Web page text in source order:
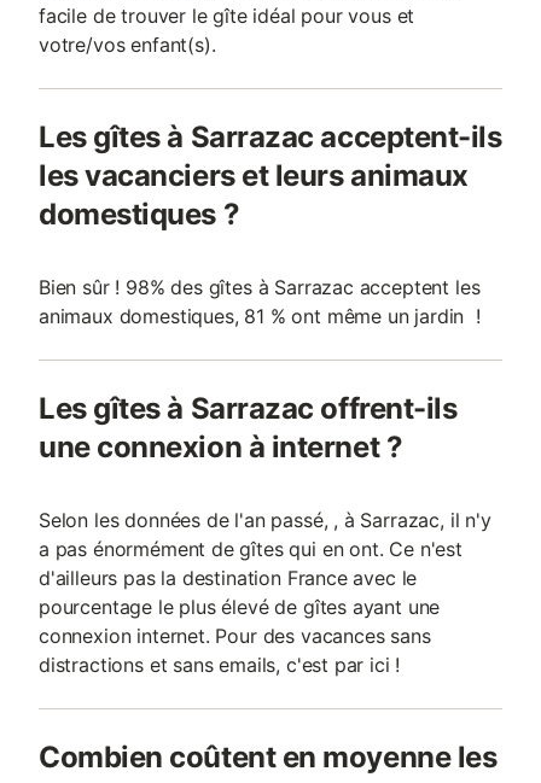
facile de trouver le gîte idéal pour vous et
votre/vos enfant(s).
Les gîtes à Sarrazac acceptent-ils
les vacanciers et leurs animaux
domestiques ?
Bien sûr ! 98% des gîtes à Sarrazac acceptent les
animaux domestiques, 81 % ont même un jardin !
Les gîtes à Sarrazac offrent-ils
une connexion à internet ?
Selon les données de l'an passé, , à Sarrazac, il n'y
a pas énormément de gîtes qui en ont. Ce n'est
d'ailleurs pas la destination France avec le
pourcentage le plus élevé de gîtes ayant une
connexion internet. Pour des vacances sans
distractions et sans emails, c'est par ici !
Combien coûtent en moyenne les